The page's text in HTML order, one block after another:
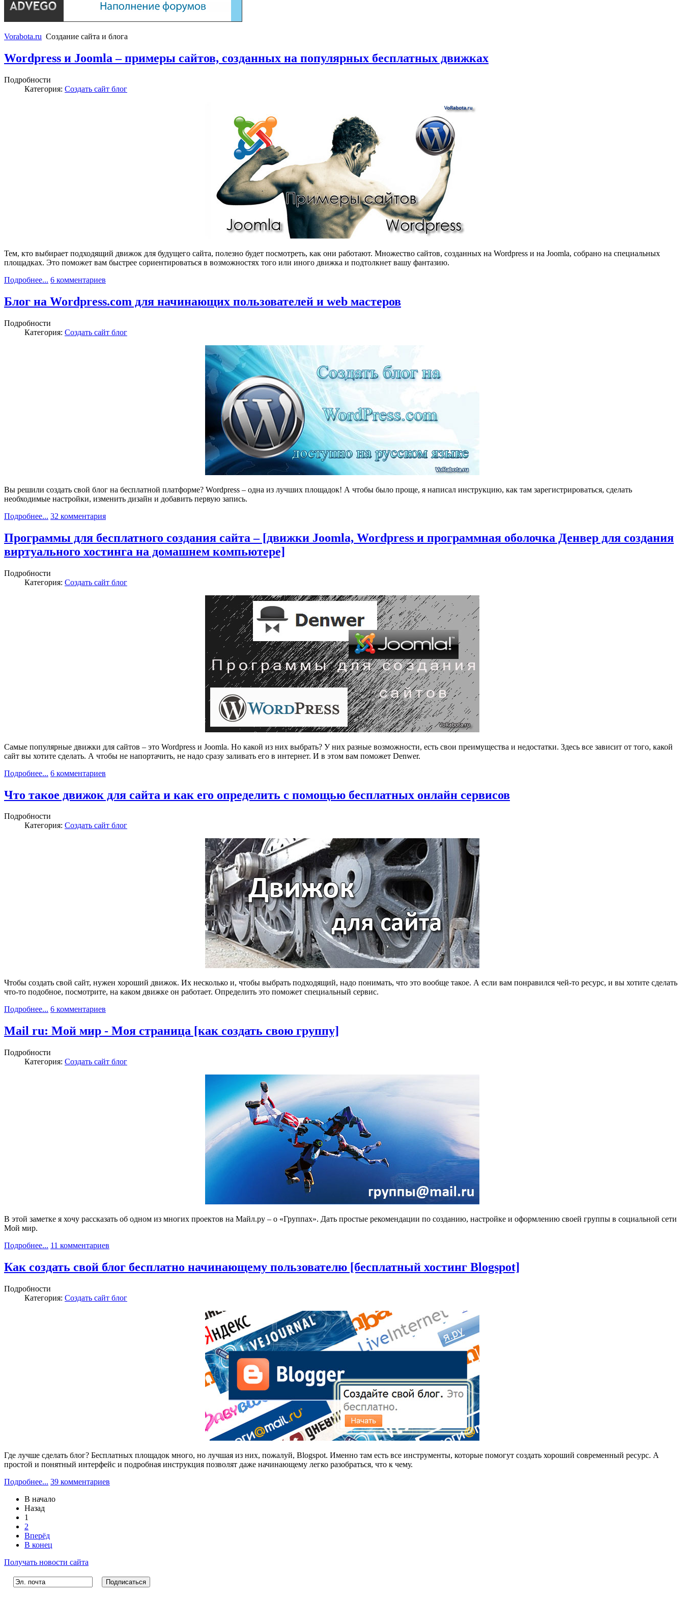
Vorabota.ru Создание сайта и блога
Wordpress и Joomla – примеры сайтов, созданных на популярных бесплатных движках
Подробности
Категория: Создать сайт блог
Тем, кто выбирает подходящий движок для будущего сайта, полезно будет посмотреть, как они работают. Множество сайтов, созданных на Wordpress и на Joomla, собрано на специальных
площадках. Это поможет вам быстрее сориентироваться в возможностях того или иного движка и подтолкнет вашу фантазию.
Подробнее... 6 комментариев
Блог на Wordpress.com для начинающих пользователей и web мастеров
Подробности
Категория: Создать сайт блог
Вы решили создать свой блог на бесплатной платформе? Wordpress – одна из лучших площадок! А чтобы было проще, я написал инструкцию, как там зарегистрироваться, сделать
необходимые настройки, изменить дизайн и добавить первую запись.
Подробнее... 32 комментария
Программы для бесплатного создания сайта – [движки Joomla, Wordpress и программная оболочка Денвер для создания
виртуального хостинга на домашнем компьютере]
Подробности
Категория: Создать сайт блог
Самые популярные движки для сайтов – это Wordpress и Joomla. Но какой из них выбрать? У них разные возможности, есть свои преимущества и недостатки. Здесь все зависит от того, какой
сайт вы хотите сделать. А чтобы не напортачить, не надо сразу заливать его в интернет. И в этом вам поможет Denwer.
Подробнее... 6 комментариев
Что такое движок для сайта и как его определить с помощью бесплатных онлайн сервисов
Подробности
Категория: Создать сайт блог
Чтобы создать свой сайт, нужен хороший движок. Их несколько и, чтобы выбрать подходящий, надо понимать, что это вообще такое. А если вам понравился чей-то ресурс, и вы хотите сделать
что-то подобное, посмотрите, на каком движке он работает. Определить это поможет специальный сервис.
Подробнее... 6 комментариев
Mail ru: Мой мир - Моя страница [как создать свою группу]
Подробности
Категория: Создать сайт блог
В этой заметке я хочу рассказать об одном из многих проектов на Майл.ру – о «Группах». Дать простые рекомендации по созданию, настройке и оформлению своей группы в социальной сети
Мой мир.
Подробнее... 11 комментариев
Как создать свой блог бесплатно начинающему пользователю [бесплатный хостинг Blogspot]
Подробности
Категория: Создать сайт блог
Где лучше сделать блог? Бесплатных площадок много, но лучшая из них, пожалуй, Blogspot. Именно там есть все инструменты, которые помогут создать хороший современный ресурс. А
простой и понятный интерфейс и подробная инструкция позволят даже начинающему легко разобраться, что к чему.
Подробнее... 39 комментариев
В начало
Назад
1
2
Вперёд
В конец
Получать новости сайта